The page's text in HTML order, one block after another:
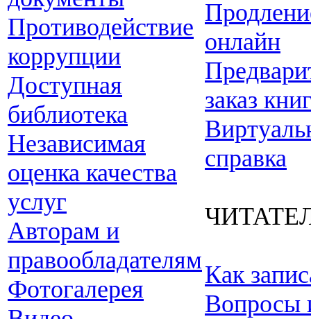
Противодействие
коррупции
Доступная
библиотека
Независимая
оценка качества
услуг
Авторам и
правообладателям
Фотогалерея
онлайн
заказ
справка
Как
Вопросы